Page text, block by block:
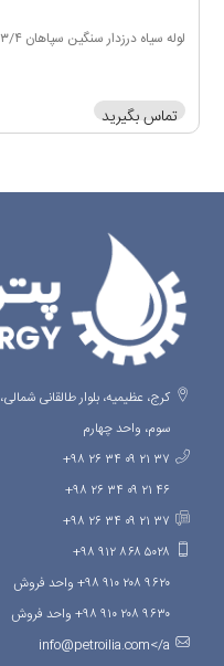
لوله سیاه درزدار سنگین سپاهان ۳/۴ اینچ
تماس بگیرید
کرج، عظیمیه، بلوار طالقانی
سوم، واحد چهارم
۳۷ ۲۱ ۰۹ ۳۴ ۲۶ ۹۸+
۴۶ ۲۱ ۰۹ ۳۴ ۲۶ ۹۸+
۳۷ ۲۱ ۰۹ ۳۴ ۲۶ ۹۸+
۵۰۲۸ ۸۶۸ ۹۱۲ ۹۸+
۹۶۲۰ ۲۰۸ ۹۱۰ ۹۸+ واحد فروش
۹۶۳۰ ۲۰۸ ۹۱۰ ۹۸+ واحد فروش
info@petroilia.com</a